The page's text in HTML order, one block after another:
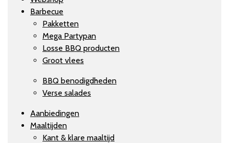
Barbecue
Pakketten
Mega Partypan
Losse BBQ producten
Groot vlees
BBQ benodigdheden
Verse salades
Aanbiedingen
Maaltijden
Kant & klare maaltijd